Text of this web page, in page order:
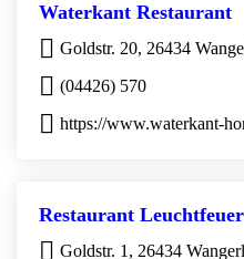
Waterkant Restaurant
Goldstr. 20, 26434
(04426) 570
https://www.waterkant-
Restaurant Leuchtfeuer
Goldstr. 1, 26434